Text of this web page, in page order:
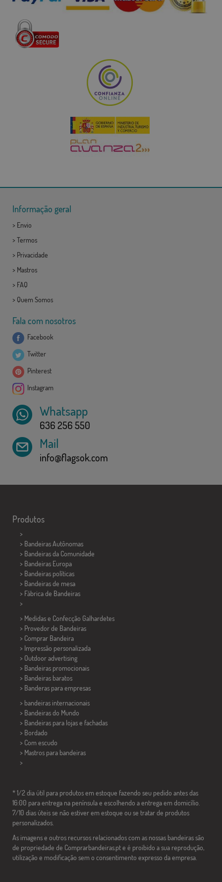
Informação geral
> Envio
> Termos
> Privacidade
> Mastros
> FAQ
> Quem Somos
Fala com nosotros
Facebook
Twitter
Pinterest
Instagram
Whatsapp
636 256 550
Mail
info@flagsok.com
Produtos
>
> Bandeiras Autônomas
> Bandeiras da Comunidade
> Bandeiras Europa
> Bandeiras políticas
> Bandeiras de mesa
> Fábrica de Bandeiras
>
> Medidas e Confecção Galhardetes
> Provedor de Bandeiras
> Comprar Bandeira
> Impressão personalizada
> Outdoor advertising
> Bandeiras promocionais
> Bandeiras baratos
> Banderas para empresas
> bandeiras internacionais
> Bandeiras do Mundo
> Bandeiras para lojas e fachadas
> Bordado
> Com escudo
> Mastros para bandeiras
>
* 1/2 dia útil para produtos em estoque fazendo seu pedido antes das
16:00 para entrega na península e escolhendo a entrega em domicílio.
7/10 dias úteis se não estiver em estoque ou se tratar de produtos
personalizados.
As imagens e outros recursos relacionados com as nossas bandeiras são
de propriedade de Comprarbandeiras.pt e é proibido a sua reprodução,
utilização e modificação sem o consentimento expresso da empresa.